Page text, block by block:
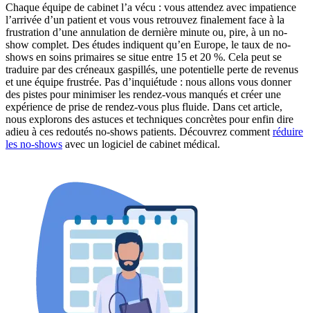
Chaque équipe de cabinet l’a vécu : vous attendez avec impatience
l’arrivée d’un patient et vous vous retrouvez finalement face à la
frustration d’une annulation de dernière minute ou, pire, à un no-
show complet. Des études indiquent qu’en Europe, le taux de no-
shows en soins primaires se situe entre 15 et 20 %. Cela peut se
traduire par des créneaux gaspillés, une potentielle perte de revenus
et une équipe frustrée. Pas d’inquiétude : nous allons vous donner
des pistes pour minimiser les rendez-vous manqués et créer une
expérience de prise de rendez-vous plus fluide. Dans cet article,
nous explorons des astuces et techniques concrètes pour enfin dire
adieu à ces redoutés no-shows patients. Découvrez comment réduire
les no-shows avec un logiciel de cabinet médical.